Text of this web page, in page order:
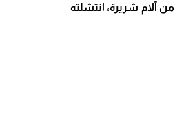
آلام شريرة، انتشلته